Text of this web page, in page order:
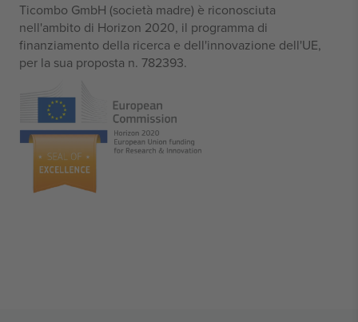
Ticombo GmbH (società madre) è riconosciuta
nell'ambito di Horizon 2020, il programma di
finanziamento della ricerca e dell'innovazione dell'UE,
per la sua proposta n. 782393.